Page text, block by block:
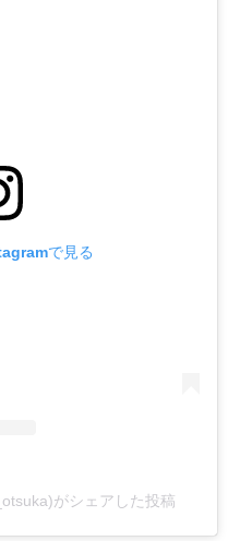
で見る
がシェアした投稿